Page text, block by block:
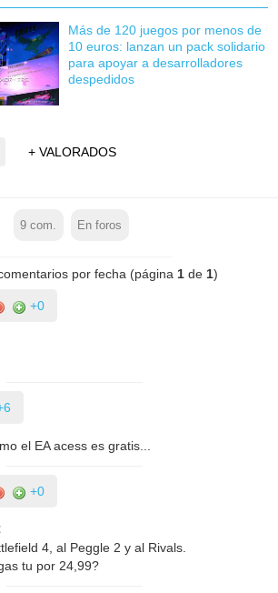
Más de 120 juegos por menos de
10 euros: lanzan un pack solidario
para apoyar a desarrolladores
despedidos
+ VALORADOS
9 com. En foros
por fecha (página 1de 1)
+0
el EA acess es gratis...
+0
4, al Peggle 2 y al Rivals.
tu por 24,99?